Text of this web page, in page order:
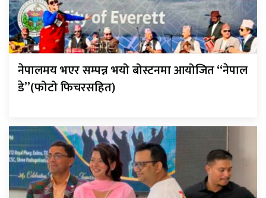
नेपालमय भएर सम्पन्न भयो बोस्टनमा आयोजित “नेपाल
डे”(फोटो फिचरसहित)